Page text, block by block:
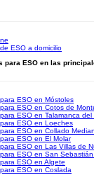
ESO a domicilio
para ESO en las
ESO en Móstoles
ESO en Cotos de
ESO en Talamanca del
ESO en Loeches
ESO en Collado
ESO en El Molar
ESO en Las Villas de
ESO en San
ESO en Algete
ESO en Coslada